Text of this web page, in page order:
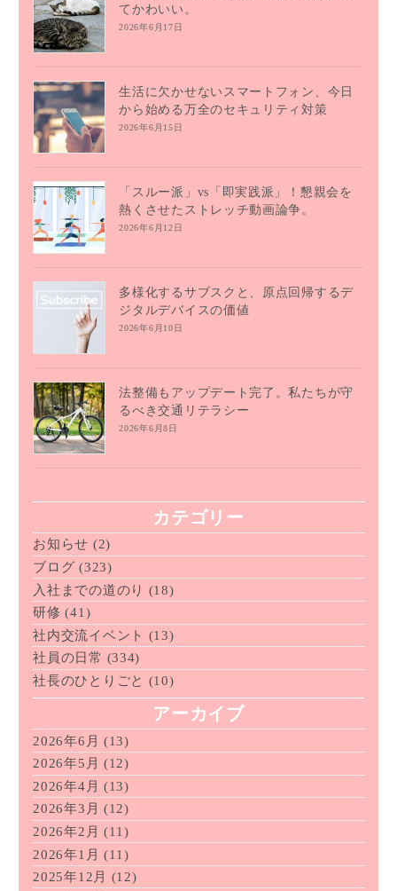
てかわいい。
2026年6月17日
生活に欠かせないスマートフォン、今日
から始める万全のセキュリティ対策
2026年6月15日
「スルー派」vs「即実践派」！懇親会を
熱くさせたストレッチ動画論争。
2026年6月12日
多様化するサブスクと、原点回帰するデ
ジタルデバイスの価値
2026年6月10日
法整備もアップデート完了。私たちが守
るべき交通リテラシー
2026年6月8日
カテゴリー
お知らせ (2)
ブログ (323)
入社までの道のり (18)
研修 (41)
社内交流イベント (13)
社員の日常 (334)
社長のひとりごと (10)
アーカイブ
2026年6月 (13)
2026年5月 (12)
2026年4月 (13)
2026年3月 (12)
2026年2月 (11)
2026年1月 (11)
2025年12月
(12)